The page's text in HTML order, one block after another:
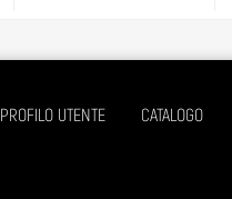
PROFILO UTENTE CATALOGO